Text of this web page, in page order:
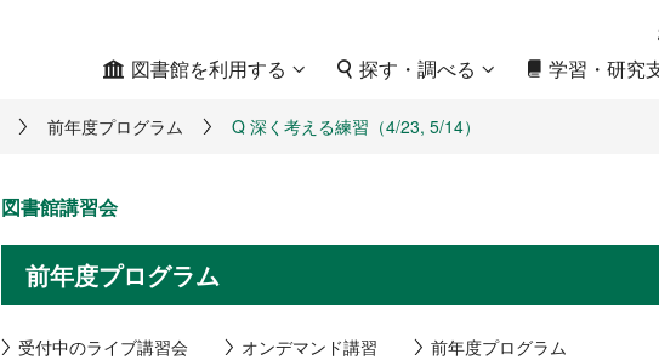
図書館を利用する 探す・調べる 学習・研究
前年度プログラム Q 深く考える練習（4/23, 5/14）
図書館講習会
前年度プログラム
受付中のライブ講習会 オンデマンド講習 前年度プログラム